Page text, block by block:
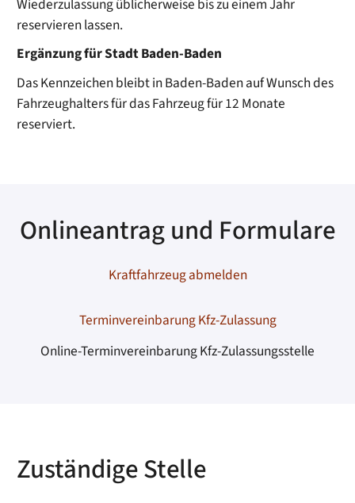
Wiederzulassung üblicherweise bis zu einem Jahr
reservieren lassen.
Ergänzung für Stadt Baden-Baden
Das Kennzeichen bleibt in Baden-Baden auf Wunsch des
Fahrzeughalters für das Fahrzeug für 12 Monate
reserviert.
Onlineantrag und Formulare
Kraftfahrzeug abmelden
Terminvereinbarung Kfz-Zulassung
Online-Terminvereinbarung Kfz-Zulassungsstelle
Zuständige Stelle